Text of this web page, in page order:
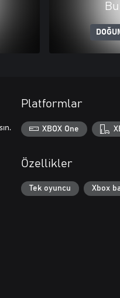
Platformlar
XBOX One
Özellikler
Tek oyuncu Xbox